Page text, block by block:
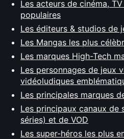
Les acteurs de cinéma,
populaires
Les éditeurs & studios de
Les Mangas les plus
Les marques High-Tech
Les personnages de jeux
vidéoludiques
Les principales marques
Les principaux canaux de
séries) et de VOD
Les super-héros les plus